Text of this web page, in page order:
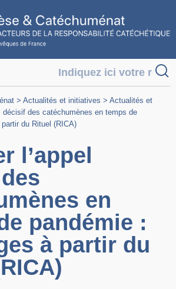
> Actualités et initiatives > Actualités et
décisif des catéchumènes en temps de
du Rituel (RICA)
l’appel
en
pandémie :
à partir du